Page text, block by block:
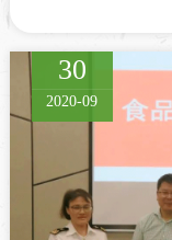
30
2020-09